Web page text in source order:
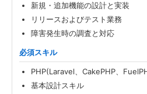
新規・追加機能の設計と実装
リリースおよびテスト業務
障害発生時の調査と対応
必須スキル
PHP(Laravel、CakePHP、
基本設計スキル